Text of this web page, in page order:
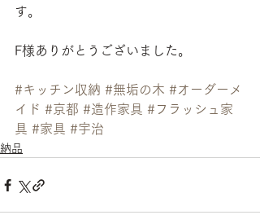
す。
F様ありがとうございました。
#キッチン収納 #無垢の木 #オーダーメ
イド #京都 #造作家具 #フラッシュ家
具 #家具 #宇治
納品